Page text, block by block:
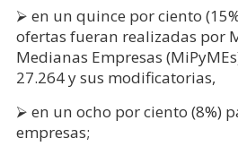
⮚ en un quince por ciento
ofertas fueran realizadas por
Medianas Empresas
27.264 y sus modificatorias,
⮚ en un ocho por ciento (8%)
empresas;